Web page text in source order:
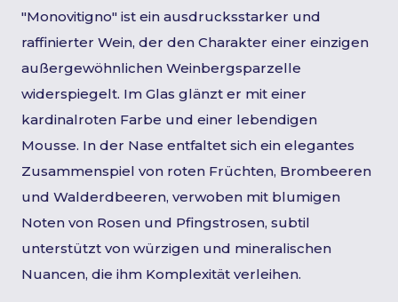
"Monovitigno" ist ein ausdrucksstarker und
raffinierter Wein, der den Charakter einer einzigen
außergewöhnlichen Weinbergsparzelle
widerspiegelt. Im Glas glänzt er mit einer
kardinalroten Farbe und einer lebendigen
Mousse. In der Nase entfaltet sich ein elegantes
Zusammenspiel von roten Früchten, Brombeeren
und Walderdbeeren, verwoben mit blumigen
Noten von Rosen und Pfingstrosen, subtil
unterstützt von würzigen und mineralischen
Nuancen, die ihm Komplexität verleihen.